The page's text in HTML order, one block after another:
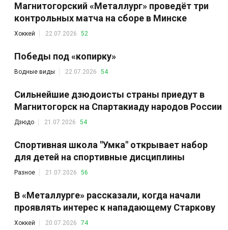
Магнитогорский «Металлург» проведёт три
контрольных матча на сборе в Минске
Хоккей 22.07.2026 52
Победы под «копирку»
Водные виды 22.07.2026 54
Сильнейшие дзюдоисты страны приедут в
Магнитогорск на Спартакиаду народов России
Дзюдо 21.07.2026 54
Спортивная школа "Умка" открывает набор
для детей на спортивные дисциплины
Разное 21.07.2026 56
В «Металлурге» рассказали, когда начали
проявлять интерес к нападающему Старкову
Хоккей 20.07.2026 74